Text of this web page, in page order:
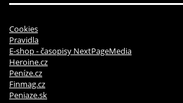
Cookies
Pravidla
E-shop - časopisy NextPageMedia
Heroine.cz
Peníze.cz
Finmag.cz
Peniaze.sk